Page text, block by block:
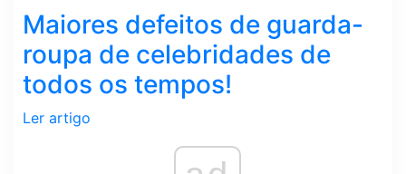
Maiores defeitos de guarda-
roupa de celebridades de
todos os tempos!
Ler artigo